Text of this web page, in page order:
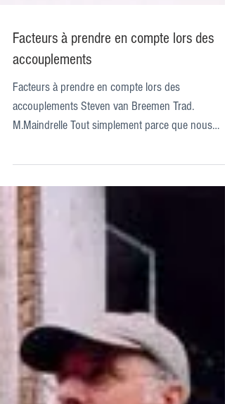
Facteurs à prendre en compte lors des
accouplements
Facteurs à prendre en compte lors des